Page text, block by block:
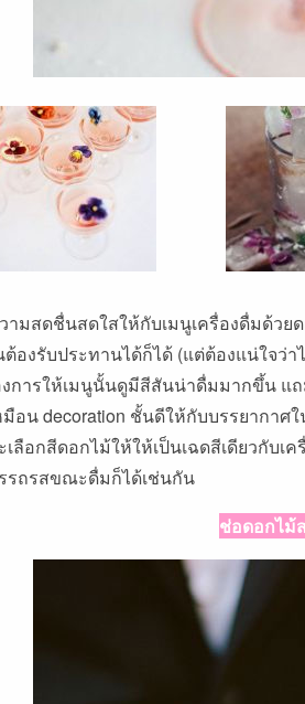
ามสดชื่นสดใสให้กับเมนูเครื่องดื่มด้ว
ต้องรับประทานได้ก็ได้ (แต่ต้องแน่ใจว่
การให้เมนูนั้นดูมีสีสันน่าดื่มมากขึ้น แถ
มือน decoration ชั้นดีให้กับบรรยากาศ
เลือกสีดอกไม้ให้ให้เป็นเฉดสีเดียวกับ
รถรสขณะดื่มก็ได้เช่นกัน
ช่อดอกไม้